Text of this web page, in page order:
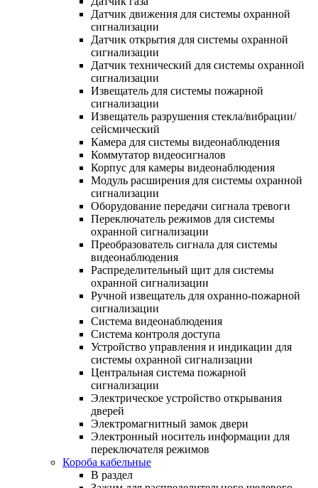
Датчик движения для системы охранной
сигнализации
Датчик открытия для системы охранной
сигнализации
Датчик технический для системы охранной
сигнализации
Извещатель для системы пожарной
сигнализации
Извещатель разрушения стекла/вибрации/
сейсмический
Камера для системы видеонаблюдения
Коммутатор видеосигналов
Корпус для камеры видеонаблюдения
Модуль расширения для системы охранной
сигнализации
Оборудование передачи сигнала тревоги
Переключатель режимов для системы
охранной сигнализации
Преобразователь сигнала для системы
видеонаблюдения
Распределительный щит для системы
охранной сигнализации
Ручной извещатель для охранно-пожарной
сигнализации
Система видеонаблюдения
Система контроля доступа
Устройство управления и индикации для
системы охранной сигнализации
Центральная система пожарной
сигнализации
Электрическое устройство открывания
дверей
Электромагнитный замок двери
Электронный носитель информации для
переключателя режимов
Короба кабельные
В раздел